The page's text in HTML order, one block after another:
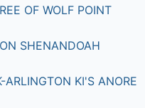
OF WOLF POINT
SHENANDOAH
ARLINGTON KI'S ANORE